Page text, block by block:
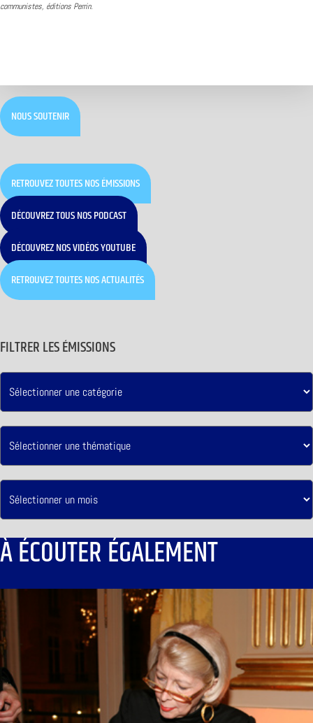
communistes, éditions Perrin.
NOUS SOUTENIR
RETROUVEZ TOUTES NOS ÉMISSIONS
DÉCOUVREZ TOUS NOS PODCAST
DÉCOUVREZ NOS VIDÉOS YOUTUBE
RETROUVEZ TOUTES NOS ACTUALITÉS
FILTRER LES ÉMISSIONS
À ÉCOUTER ÉGALEMENT